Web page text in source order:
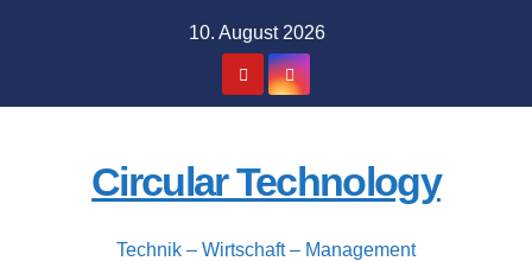
10. August 2026
Circular Technology
Technik – Wirtschaft – Management